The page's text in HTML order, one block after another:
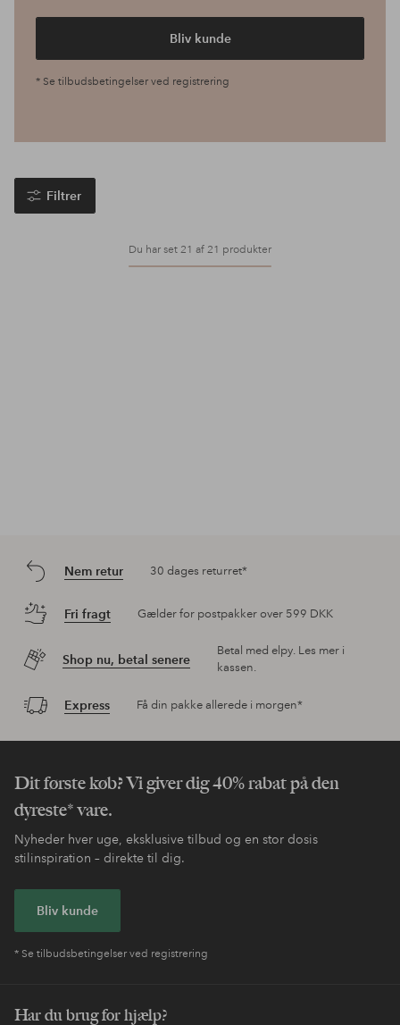
Bliv kunde
* Se tilbudsbetingelser ved registrering
Filtrer
Du har set 21 af 21 produkter
Nem retur 30 dages returret*
Fri fragt Gælder for postpakker over 599 DKK
Shop nu, betal senere
Betal med elpy. Les mer i
kassen.
Express Få din pakke allerede i morgen*
Dit første køb? Vi giver dig 40% rabat på den
dyreste* vare.
Nyheder hver uge, eksklusive tilbud og en stor dosis
stilinspiration – direkte til dig.
Bliv kunde
* Se tilbudsbetingelser ved registrering
Har du brug for hjælp?